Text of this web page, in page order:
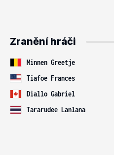
Zranění hráči
Minnen Greetje
Tiafoe Frances
Diallo Gabriel
Tararudee Lanlana